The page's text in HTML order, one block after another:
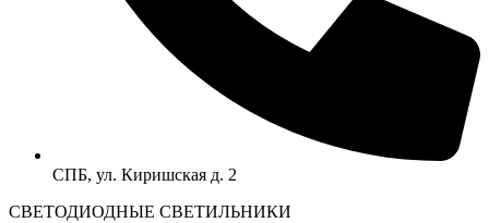
СПБ, ул. Киришская д. 2
CВЕТОДИОДНЫЕ СВЕТИЛЬНИКИ